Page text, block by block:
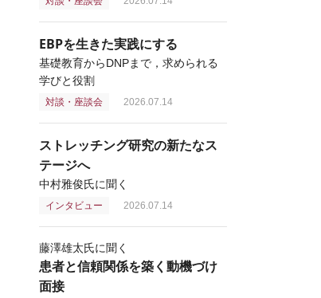
EBPを生きた実践にする
基礎教育からDNPまで，求められる
学びと役割
対談・座談会 2026.07.14
ストレッチング研究の新たなス
テージへ
中村雅俊氏に聞く
インタビュー 2026.07.14
藤澤雄太氏に聞く
患者と信頼関係を築く動機づけ
面接